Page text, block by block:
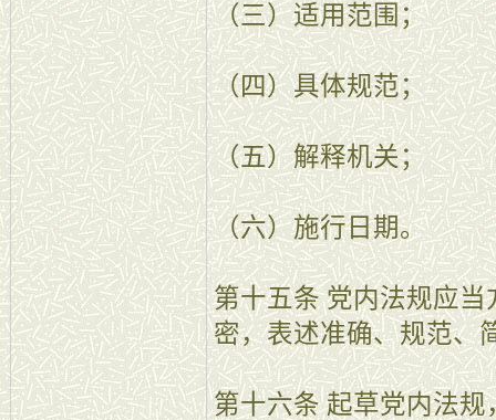
（三）适用范围；
（四）具体规范；
（五）解释机关；
（六）施行日期。
第十五条 党内法规应
密，表述准确、规范、
第十六条 起草党内法